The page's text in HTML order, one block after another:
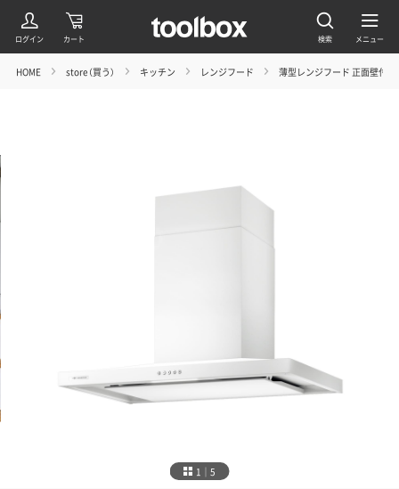
HOME store（買う） キッチン レンジフード 薄型レンジフード 正面壁付
1｜5